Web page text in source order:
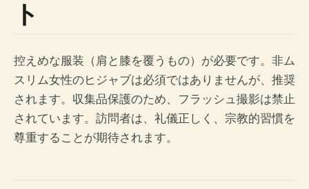
ト
控えめな服装（肩と膝を覆うもの）が必要です。非ム
スリム女性のヒジャブは必須ではありませんが、推奨
されます。収集品保護のため、フラッシュ撮影は禁止
されています。訪問者は、礼儀正しく、宗教的習慣を
尊重することが期待されます。